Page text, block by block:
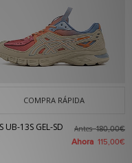
COMPRA RÁPIDA
UB-13S GEL-SD
Antes180,00€
Ahora 115,00€